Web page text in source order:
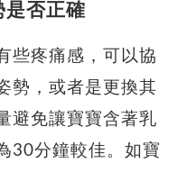
是否正確
些疼痛感，可以協
勢，或者是更換其
避免讓寶寶含著乳
30分鐘較佳。如寶